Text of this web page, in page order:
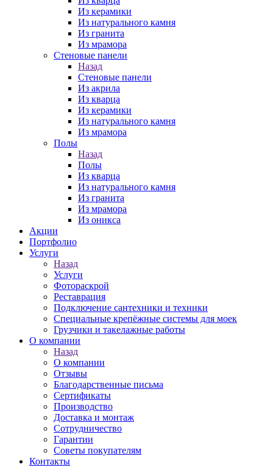
Из керамики
Из натурального камня
Из гранита
Из мрамора
Стеновые панели
Назад
Стеновые панели
Из акрила
Из кварца
Из керамики
Из натурального камня
Из мрамора
Полы
Назад
Полы
Из кварца
Из натурального камня
Из гранита
Из мрамора
Из оникса
Акции
Портфолио
Услуги
Назад
Услуги
Фотораскрой
Реставрация
Подключение сантехники и техники
Специальные крепёжные системы для моек
Грузчики и такелажные работы
О компании
Назад
О компании
Отзывы
Благодарственные письма
Сертификаты
Производство
Доставка и монтаж
Сотрудничество
Гарантии
Советы покупателям
Контакты